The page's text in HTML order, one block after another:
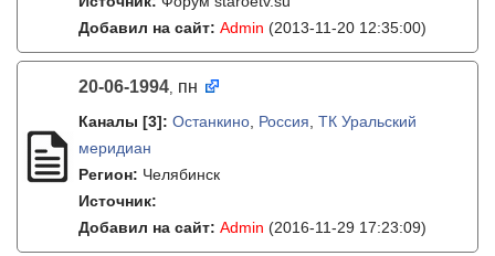
Добавил на сайт: Admin (2013-11-20 12:35:00)
20-06-1994, пн
Каналы [3]: Останкино Россия ТК Уральский
меридиан
Регион: Челябинск
Источник:
Добавил на сайт: Admin (2016-11-29 17:23:09)